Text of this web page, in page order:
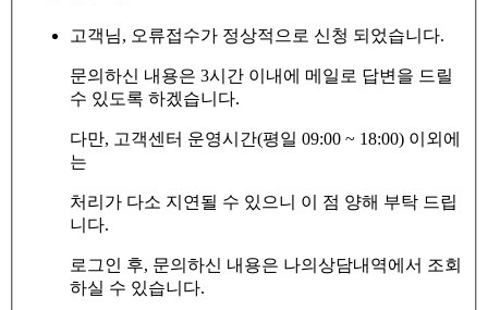
고객님, 오류접수가 정상적으로 신청 되었습니다.
문의하신 내용은 3시간 이내에 메일로 답변을 드릴
수 있도록 하겠습니다.
다만, 고객센터 운영시간(평일 09:00 ~ 18:00) 이외에
는
처리가 다소 지연될 수 있으니 이 점 양해 부탁 드립
니다.
로그인 후, 문의하신 내용은 나의상담내역에서 조회
하실 수 있습니다.